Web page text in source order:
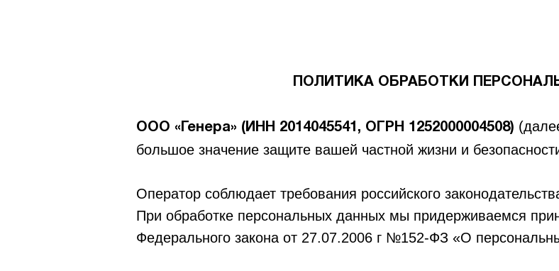
ПОЛИТИКА ОБРАБОТКИ
ООО «Генера» (ИНН 2014045541, ОГРН 1252000004508)
большое значение защите вашей частной жизни и
Оператор соблюдает требования российского
При обработке персональных данных мы придерживаемся
Федерального закона от 27.07.2006 г №152-ФЗ «О